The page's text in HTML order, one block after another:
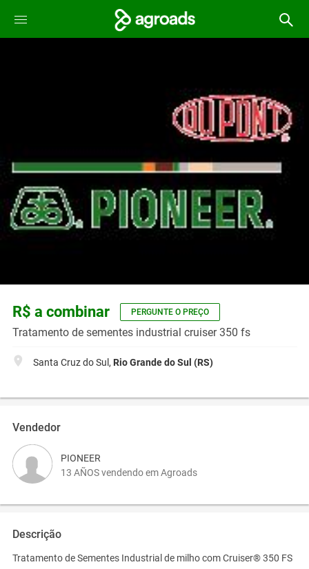
R$ a combinar PERGUNTE O PREÇO
Tratamento de sementes industrial cruiser 350 fs
Santa Cruz do Sul, Rio Grande do Sul (RS)
Vendedor
PIONEER
13 AÑOS vendendo em Agroads
Descrição
Tratamento de Sementes Industrial de milho com Cruiser® 350 FS